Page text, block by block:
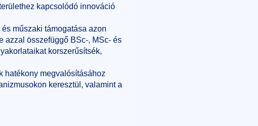
kapcsolódó innováció
műszaki támogatása azon
azzal összefüggő BSc-, MSc- és
korszerűsítsék,
hatékony megvalósításához
keresztül, valamint a